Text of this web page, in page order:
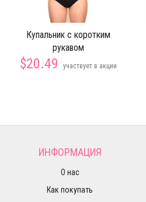
Купальник с коротким
рукавом
$20.49 участвует в акции
ИНФОРМАЦИЯ
О нас
Как покупать